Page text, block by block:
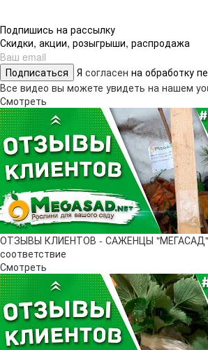
Подпишись на рассылку
Скидки, акции, розыгрыши, распродажа
Подписаться Я согласен на обработку
Все видео вы можете увидеть на нашем
Смотреть
ОТЗЫВЫ КЛИЕНТОВ - САЖЕНЦЫ "МЕГАСАД"
соответствие
Смотреть